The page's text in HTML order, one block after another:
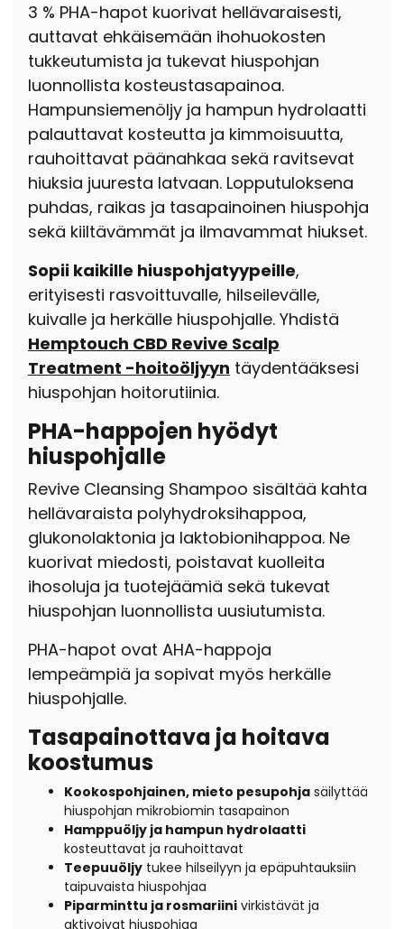
3 % PHA-hapot kuorivat hellävaraisesti,
auttavat ehkäisemään ihohuokosten
tukkeutumista ja tukevat hiuspohjan
luonnollista kosteustasapainoa.
Hampunsiemenöljy ja hampun hydrolaatti
palauttavat kosteutta ja kimmoisuutta,
rauhoittavat päänahkaa sekä ravitsevat
hiuksia juuresta latvaan. Lopputuloksena
puhdas, raikas ja tasapainoinen hiuspohja
sekä kiiltävämmät ja ilmavammat hiukset.
Sopii kaikille hiuspohjatyypeille,
erityisesti rasvoittuvalle, hilseilevälle,
kuivalle ja herkälle hiuspohjalle. Yhdistä
Hemptouch CBD Revive Scalp
Treatment -hoitoöljyyn täydentääksesi
hiuspohjan hoitorutiinia.
PHA-happojen hyödyt
hiuspohjalle
Revive Cleansing Shampoo sisältää kahta
hellävaraista polyhydroksihappoa,
glukonolaktonia ja laktobionihappoa. Ne
kuorivat miedosti, poistavat kuolleita
ihosoluja ja tuotejäämiä sekä tukevat
hiuspohjan luonnollista uusiutumista.
PHA-hapot ovat AHA-happoja
lempeämpiä ja sopivat myös herkälle
hiuspohjalle.
Tasapainottava ja hoitava
koostumus
Kookospohjainen, mieto pesupohja säilyttää
hiuspohjan mikrobiomin tasapainon
Hamppuöljy ja hampun hydrolaatti
kosteuttavat ja rauhoittavat
Teepuuöljy tukee hilseilyyn ja epäpuhtauksiin
taipuvaista hiuspohjaa
Piparminttu ja rosmariini virkistävät ja
aktivoivat hiuspohjaa